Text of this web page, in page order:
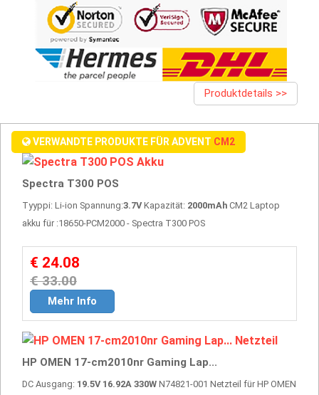
Produktdetails >>
VERWANDTE PRODUKTE FÜR ADVENT CM2
Spectra T300 POS
Tyyppi: Li-ion Spannung:3.7V Kapazität: 2000mAh CM2 Laptop
akku für :18650-PCM2000 - Spectra T300 POS
€ 24.08
€ 33.00
Mehr Info
HP OMEN 17-cm2010nr Gaming Lap...
DC Ausgang: 19.5V 16.92A 330W N74821-001 Netzteil für HP OMEN